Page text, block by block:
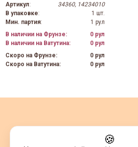
Артикул:
34360, 14234010
В упаковке:
1 шт.
Мин. партия:
1 рул
В наличии на Фрунзе:
0 рул
В наличии на Ватутина:
0 рул
Скоро на Фрунзе:
0 рул
Скоро на Ватутина:
0 рул
🍪